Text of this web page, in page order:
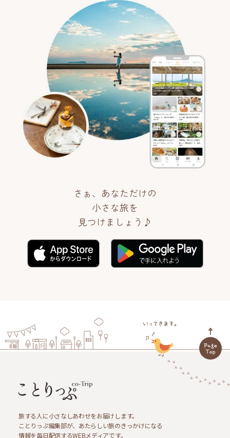
さぁ、あなただけの
小さな旅を
見つけましょう♪
旅する人に小さなしあわせをお届けします。
ことりっぷ編集部が、あたらしい旅のきっかけになる
情報を毎日配信するWEBメディアです。